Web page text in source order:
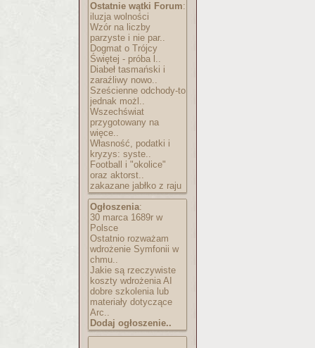
Ostatnie wątki Forum:
iluzja wolności
Wzór na liczby
parzyste i nie par..
Dogmat o Trójcy
Świętej - próba l..
Diabeł tasmański i
zaraźliwy nowo..
Sześcienne odchody-to
jednak możl..
Wszechświat
przygotowany na
więce..
Własność, podatki i
kryzys: syste..
Football i "okolice"
oraz aktorst..
zakazane jabłko z raju
Ogłoszenia:
30 marca 1689r w
Polsce
Ostatnio rozważam
wdrożenie Symfonii w
chmu..
Jakie są rzeczywiste
koszty wdrożenia AI
dobre szkolenia lub
materiały dotyczące
Arc..
Dodaj ogłoszenie..